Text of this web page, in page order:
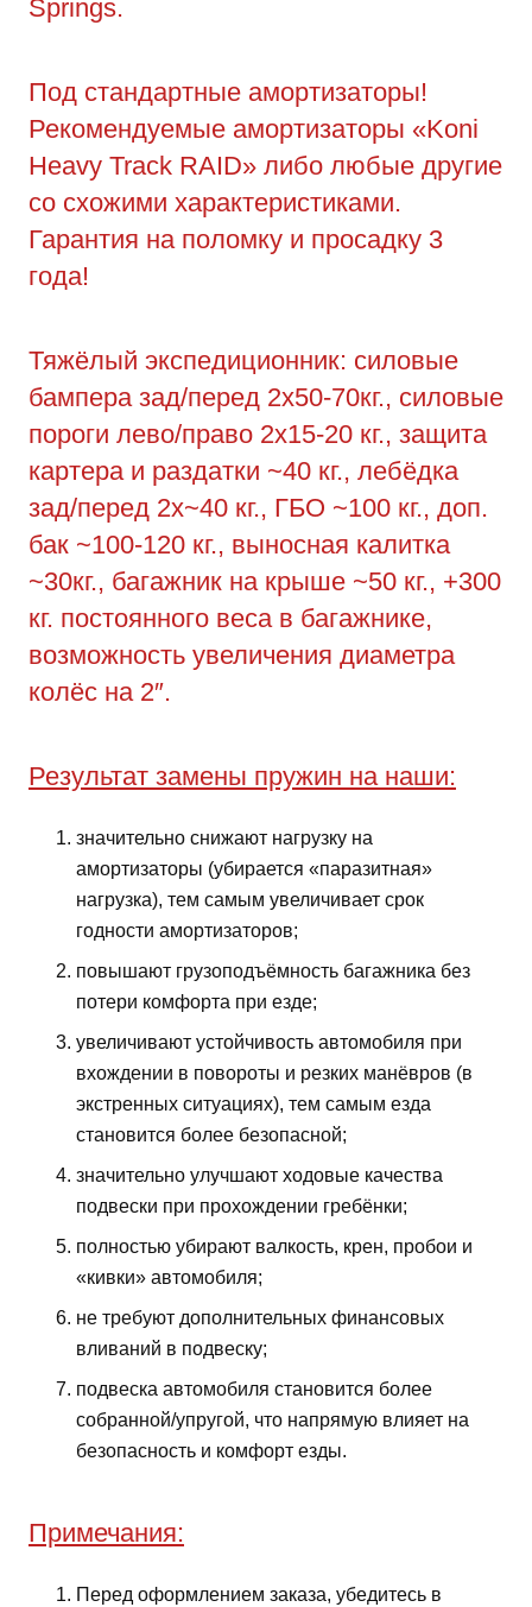
Springs.
Под стандартные амортизаторы!
Рекомендуемые амортизаторы «Koni
Heavy Track RAID» либо любые другие
со схожими характеристиками.
Гарантия на поломку и просадку 3
года!
Тяжёлый экспедиционник: силовые
бампера зад/перед 2х50-70кг., силовые
пороги лево/право 2х15-20 кг., защита
картера и раздатки ~40 кг., лебёдка
зад/перед 2х~40 кг., ГБО ~100 кг., доп.
бак ~100-120 кг., выносная калитка
~30кг., багажник на крыше ~50 кг., +300
кг. постоянного веса в багажнике,
возможность увеличения диаметра
колёс на 2″.
Результат замены пружин на наши:
значительно снижают нагрузку на
амортизаторы (убирается «паразитная»
нагрузка), тем самым увеличивает срок
годности амортизаторов;
повышают грузоподъёмность багажника без
потери комфорта при езде;
увеличивают устойчивость автомобиля при
вхождении в повороты и резких манёвров (в
экстренных ситуациях), тем самым езда
становится более безопасной;
значительно улучшают ходовые качества
подвески при прохождении гребёнки;
полностью убирают валкость, крен, пробои и
«кивки» автомобиля;
не требуют дополнительных финансовых
вливаний в подвеску;
подвеска автомобиля становится более
собранной/упругой, что напрямую влияет на
безопасность и комфорт езды.
Примечания:
Перед оформлением заказа, убедитесь в